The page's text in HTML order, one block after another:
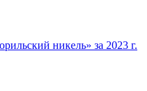
никель» за 2023 г.